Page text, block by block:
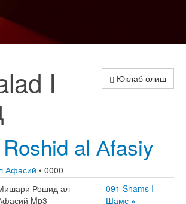
Юклаб олиш
I
al Аfasiy
Афасий • 0000
Рошид ал
Mp3
091 Shams I
Шамс »